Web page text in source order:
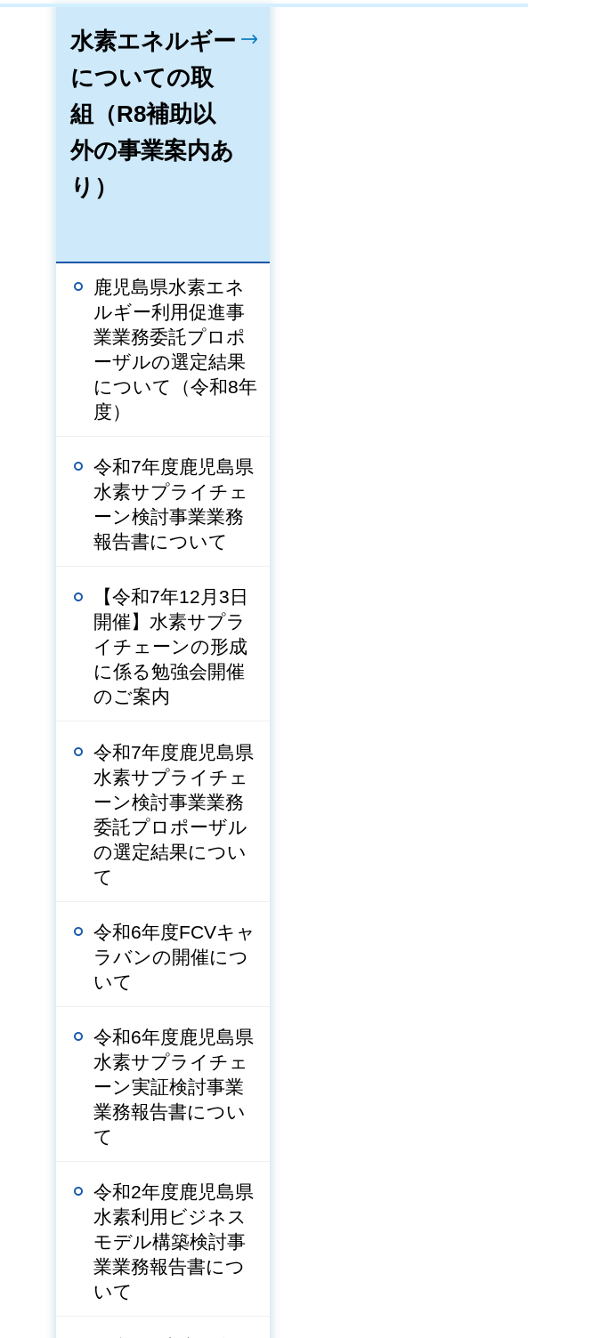
水素エネルギー
についての取
組（R8補助以
外の事業案内あ
り）
鹿児島県水素エネ
ルギー利用促進事
業業務委託プロポ
ーザルの選定結果
について（令和8年
度）
令和7年度鹿児島県
水素サプライチェ
ーン検討事業業務
報告書について
【令和7年12月3日
開催】水素サプラ
イチェーンの形成
に係る勉強会開催
のご案内
令和7年度鹿児島県
水素サプライチェ
ーン検討事業業務
委託プロポーザル
の選定結果につい
て
令和6年度FCVキャ
ラバンの開催につ
いて
令和6年度鹿児島県
水素サプライチェ
ーン実証検討事業
業務報告書につい
て
令和2年度鹿児島県
水素利用ビジネス
モデル構築検討事
業業務報告書につ
いて